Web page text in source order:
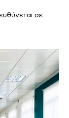
σε